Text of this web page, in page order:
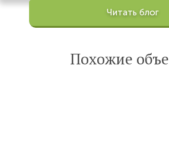
Читать блог
Похожие